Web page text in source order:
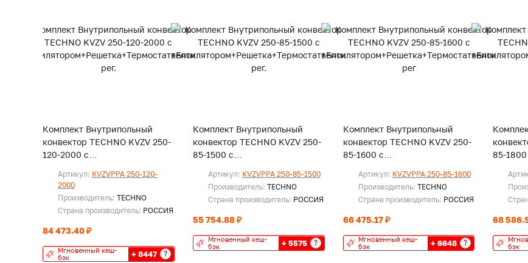
Комплект Внутрипольный
конвектор TECHNO KVZV 250-
120-2000 с
Артикул: KVZVPPA 250-120-
2000
Производитель: TECHNO
Страна производитель: РОССИЯ
84 473.40 ₽
Мгновенный кеш-
бэк
+ 8447 ?
Комплект Внутрипольный
конвектор TECHNO KVZV 250-
85-1500 с
Артикул: KVZVPPA 250-85-1500
Производитель: TECHNO
Страна производитель: РОССИЯ
55 754.88 ₽
Мгновенный кеш-
бэк
+ 5575 ?
Комплект Внутрипольный
конвектор TECHNO KVZV 250-
85-1600 с
Артикул: KVZVPPA 250-85-1600
Производитель: TECHNO
Страна производитель: РОССИЯ
66 475.17 ₽
Мгновенный кеш-
бэк
+ 6648 ?
85-1800
рег.
68
бэк